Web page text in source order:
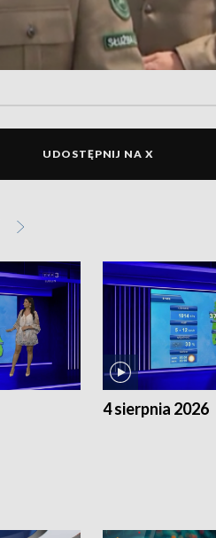
UDOSTĘPNIJ NA X
4 sierpnia 2026